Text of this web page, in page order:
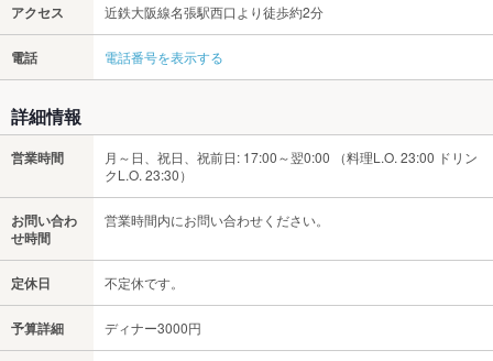
アクセス 近鉄大阪線名張駅西口より徒歩約2分
電話 電話番号を表示する
詳細情報
営業時間
月～日、祝日、祝前日: 17:00～翌0:00 （料理L.O. 23:00 ドリン
クL.O. 23:30）
お問い合わ
せ時間
営業時間内にお問い合わせください。
定休日 不定休です。
予算詳細 ディナー3000円